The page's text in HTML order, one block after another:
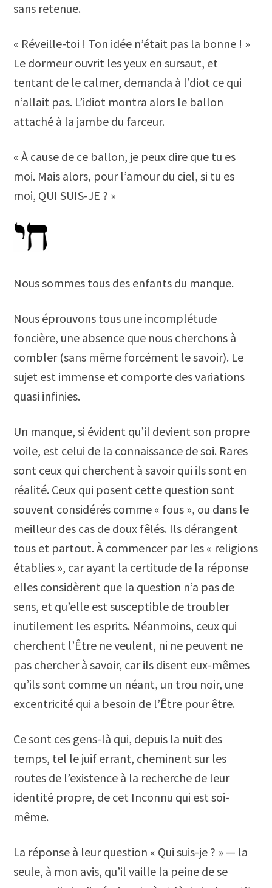
sans retenue.
« Réveille-toi ! Ton idée n’était pas la bonne ! »
Le dormeur ouvrit les yeux en sursaut, et
tentant de le calmer, demanda à l’diot ce qui
n’allait pas. L’idiot montra alors le ballon
attaché à la jambe du farceur.
« À cause de ce ballon, je peux dire que tu es
moi. Mais alors, pour l’amour du ciel, si tu es
moi, QUI SUIS-JE ? »
Nous sommes tous des enfants du manque.
Nous éprouvons tous une incomplétude
foncière, une absence que nous cherchons à
combler (sans même forcément le savoir). Le
sujet est immense et comporte des variations
quasi infinies.
Un manque, si évident qu’il devient son propre
voile, est celui de la connaissance de soi. Rares
sont ceux qui cherchent à savoir qui ils sont en
réalité. Ceux qui posent cette question sont
souvent considérés comme « fous », ou dans le
meilleur des cas de doux fêlés. Ils dérangent
tous et partout. À commencer par les « religions
établies », car ayant la certitude de la réponse
elles considèrent que la question n’a pas de
sens, et qu’elle est susceptible de troubler
inutilement les esprits. Néanmoins, ceux qui
cherchent l’Être ne veulent, ni ne peuvent ne
pas chercher à savoir, car ils disent eux-mêmes
qu’ils sont comme un néant, un trou noir, une
excentricité qui a besoin de l’Être pour être.
Ce sont ces gens-là qui, depuis la nuit des
temps, tel le juif errant, cheminent sur les
routes de l’existence à la recherche de leur
identité propre, de cet Inconnu qui est soi-
même.
La réponse à leur question « Qui suis-je ? » — la
seule, à mon avis, qu’il vaille la peine de se